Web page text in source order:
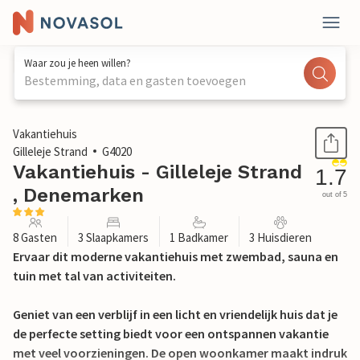
Waar zou je heen willen?
Bestemming, data en gasten toevoegen
1 / 26
Vakantiehuis
Gilleleje Strand
G4020
Vakantiehuis - Gilleleje Strand
, Denemarken
1.7
out of 5
8 Gasten 3 Slaapkamers 1 Badkamer 3 Huisdieren
Ervaar dit moderne vakantiehuis met zwembad, sauna en
tuin met tal van activiteiten.
Geniet van een verblijf in een licht en vriendelijk huis dat je
de perfecte setting biedt voor een ontspannen vakantie
met veel voorzieningen. De open woonkamer maakt indruk